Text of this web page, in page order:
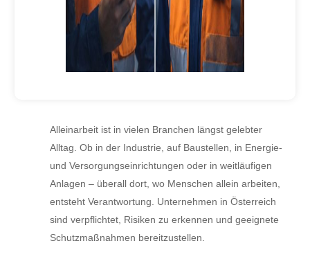
Alleinarbeit ist in vielen Branchen längst gelebter
Alltag. Ob in der Industrie, auf Baustellen, in Energie-
und Versorgungseinrichtungen oder in weitläufigen
Anlagen – überall dort, wo Menschen allein arbeiten,
entsteht Verantwortung. Unternehmen in Österreich
sind verpflichtet, Risiken zu erkennen und geeignete
Schutzmaßnahmen bereitzustellen.